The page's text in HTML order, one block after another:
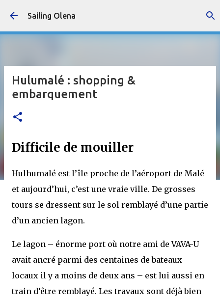
Sailing Olena
Hulumalé : shopping &
embarquement
Difficile de mouiller
Hulhumalé est l’île proche de l’aéroport de Malé
et aujourd’hui, c’est une vraie ville. De grosses
tours se dressent sur le sol remblayé d’une partie
d’un ancien lagon.
Le lagon – énorme port où notre ami de VAVA-U
avait ancré parmi des centaines de bateaux
locaux il y a moins de deux ans – est lui aussi en
train d’être remblayé. Les travaux sont déjà bien